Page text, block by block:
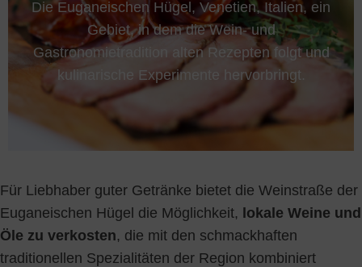
Die Euganeischen Hügel, Venetien, Italien, ein
Gebiet, in dem die Wein- und
Gastronomietradition alten Rezepten folgt und
kulinarische Experimente hervorbringt.
Für Liebhaber guter Getränke bietet die Weinstraße der
Euganeischen Hügel die Möglichkeit,
lokale Weine und
Öle zu verkosten, die mit den schmackhaften
traditionellen Spezialitäten der Region kombiniert